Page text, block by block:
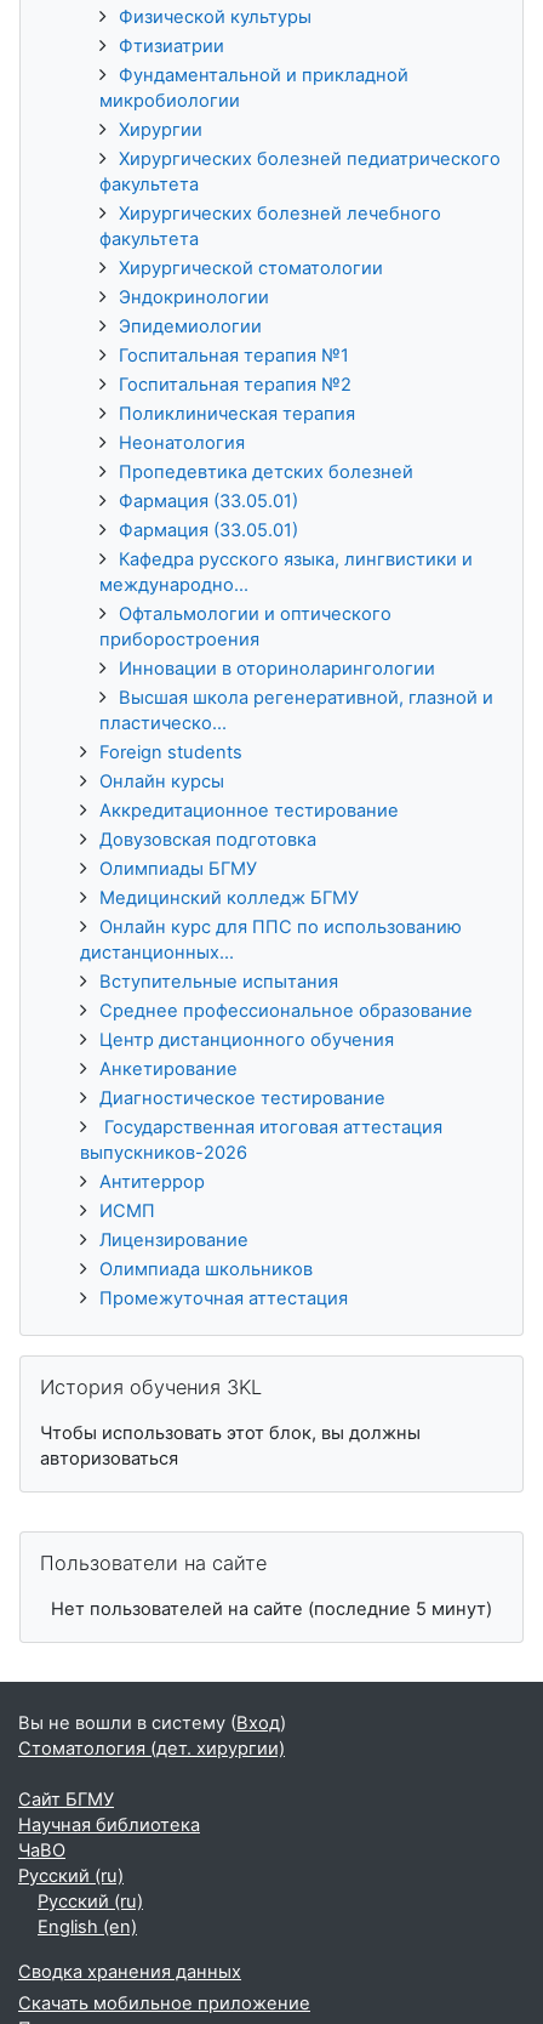
Физической культуры
Фтизиатрии
Фундаментальной и прикладной
микробиологии
Хирургии
Хирургических болезней педиатрического
факультета
Хирургических болезней лечебного
факультета
Хирургической стоматологии
Эндокринологии
Эпидемиологии
Госпитальная терапия №1
Госпитальная терапия №2
Поликлиническая терапия
Неонатология
Пропедевтика детских болезней
Фармация (33.05.01)
Фармация (33.05.01)
Кафедра русского языка, лингвистики и
международно...
Офтальмологии и оптического
приборостроения
Инновации в оториноларингологии
Высшая школа регенеративной, глазной и
пластическо...
Foreign students
Онлайн курсы
Аккредитационное тестирование
Довузовская подготовка
Олимпиады БГМУ
Медицинский колледж БГМУ
Онлайн курс для ППС по использованию
дистанционных...
Вступительные испытания
Среднее профессиональное образование
Центр дистанционного обучения
Анкетирование
Диагностическое тестирование
Государственная итоговая аттестация
выпускников-2026
Антитеррор
ИСМП
Лицензирование
Олимпиада школьников
Промежуточная аттестация
История обучения 3KL
Чтобы использовать этот блок, вы должны
авторизоваться
Пользователи на сайте
Нет пользователей на сайте (последние 5 минут)
Вы не вошли в систему (Вход)
Стоматология (дет. хирургии)
Сайт БГМУ
Научная библиотека
ЧаВО
Русский ‎(ru)‎
Русский ‎(ru)‎
English ‎(en)‎
Сводка хранения данных
Скачать мобильное приложение